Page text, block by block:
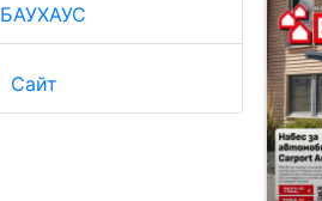
БАУХАУС
Сайт